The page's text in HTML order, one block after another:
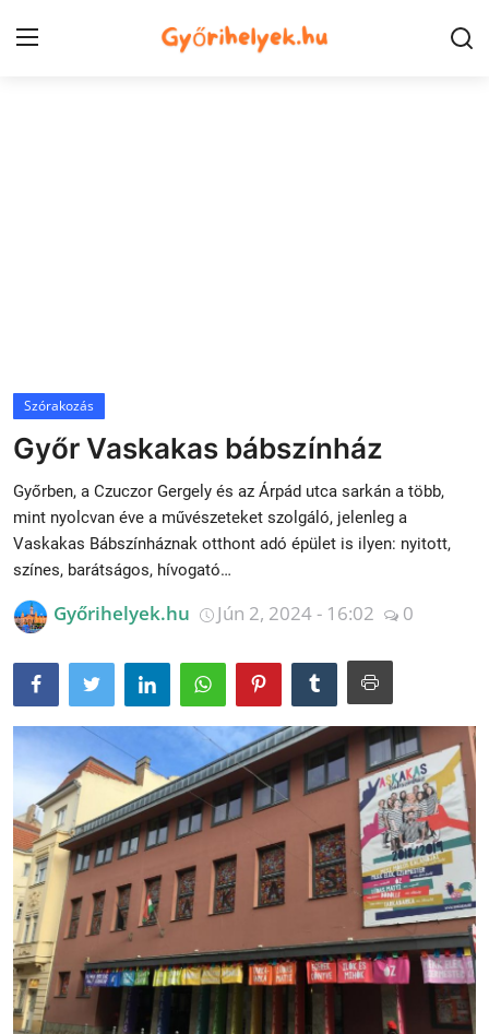
Receptek
Galéria
Szórakozás
Győr Vaskakas bábszínház
Győrben, a Czuczor Gergely és az Árpád utca sarkán a több,
mint nyolcvan éve a művészeteket szolgáló, jelenleg a
Vaskakas Bábszínháznak otthont adó épület is ilyen: nyitott,
színes, barátságos, hívogató…
Győrihelyek.hu Jún 2, 2024 - 16:02 0